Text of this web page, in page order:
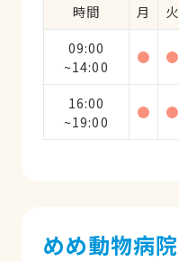
時間 月 火
09:00
~14:00
● ●
16:00
~19:00
● ●
めめ動物病院